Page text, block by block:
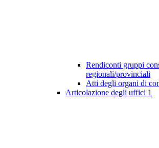
Rendiconti gruppi
regionali/provinciali
Atti degli organi di
Articolazione degli uffici 1